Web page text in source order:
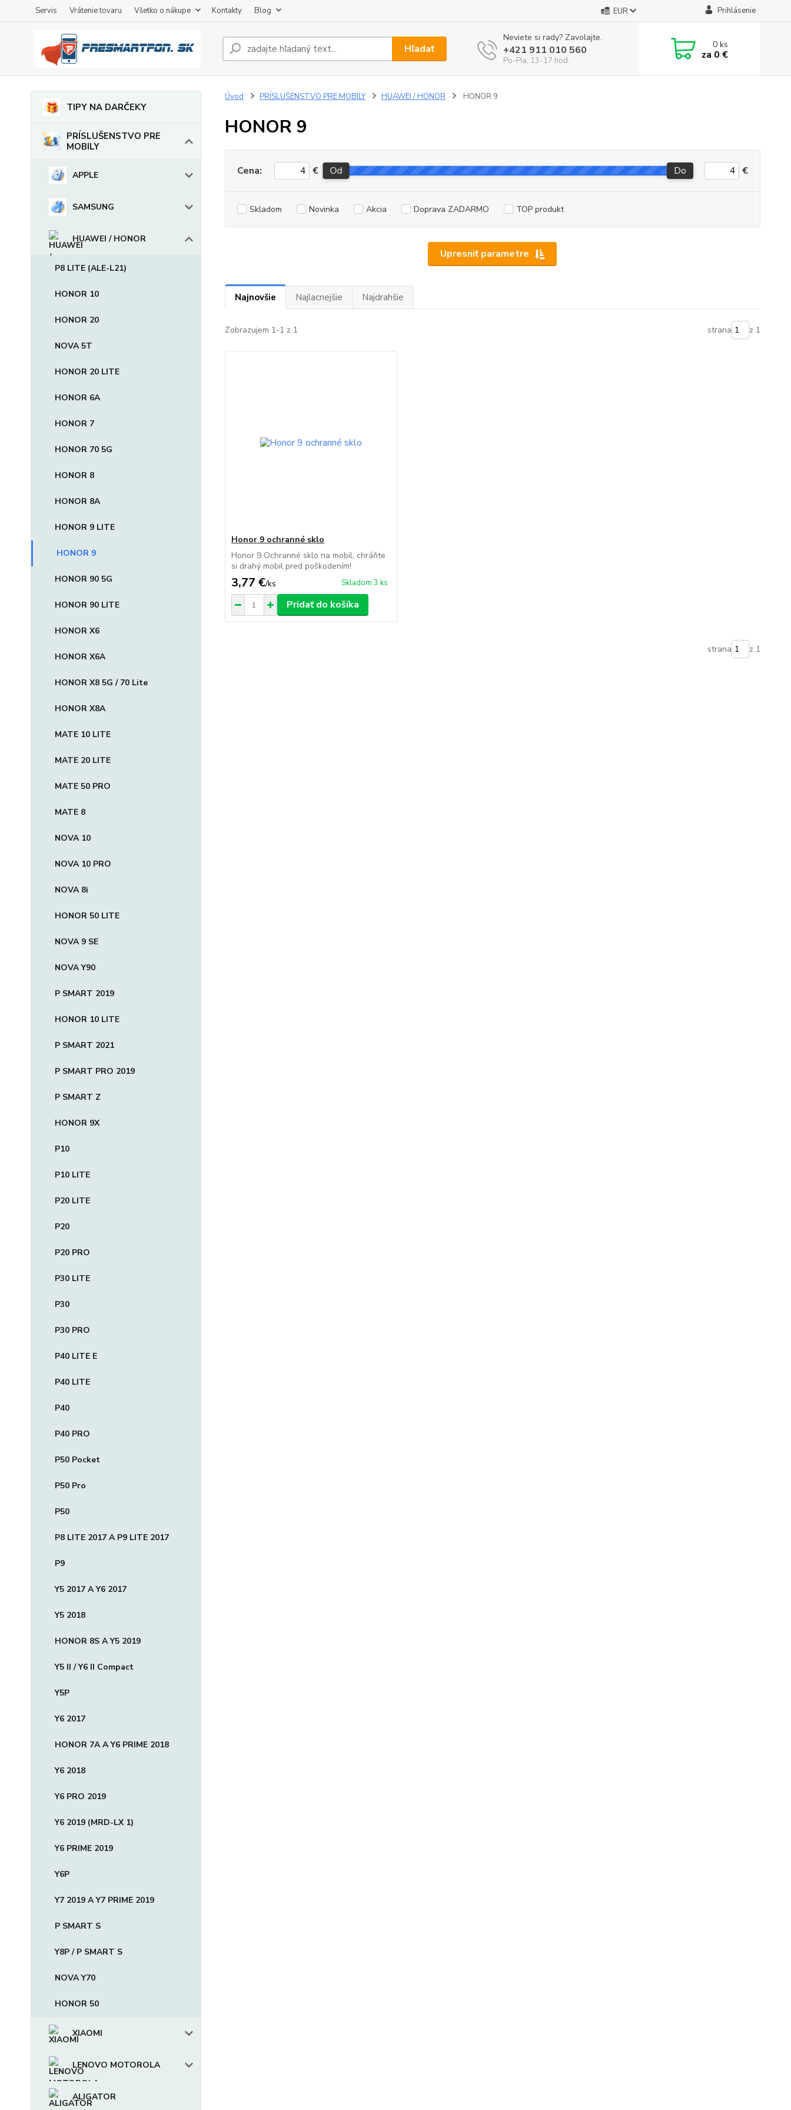
Servis Vrátenie tovaru Všetko o nákupe Kontakty Blog EUR Prihlásenie
Hľadať
Neviete si rady? Zavolajte.
+421 911 010 560
Po-Pia, 13-17 hod.
0ks
za 0 €
TIPY NA DARČEKY
PRÍSLUŠENSTVO PRE
MOBILY
APPLE
SAMSUNG
HUAWEI / HONOR
P8 LITE (ALE-L21)
HONOR 10
HONOR 20
NOVA 5T
HONOR 20 LITE
HONOR 6A
HONOR 7
HONOR 70 5G
HONOR 8
HONOR 8A
HONOR 9 LITE
HONOR 9
HONOR 90 5G
HONOR 90 LITE
HONOR X6
HONOR X6A
HONOR X8 5G / 70 Lite
HONOR X8A
MATE 10 LITE
MATE 20 LITE
MATE 50 PRO
MATE 8
NOVA 10
NOVA 10 PRO
NOVA 8i
HONOR 50 LITE
NOVA 9 SE
NOVA Y90
P SMART 2019
HONOR 10 LITE
P SMART 2021
P SMART PRO 2019
P SMART Z
HONOR 9X
P10
P10 LITE
P20 LITE
P20
P20 PRO
P30 LITE
P30
P30 PRO
P40 LITE E
P40 LITE
P40
P40 PRO
P50 Pocket
P50 Pro
P50
P8 LITE 2017 A P9 LITE 2017
P9
Y5 2017 A Y6 2017
Y5 2018
HONOR 8S A Y5 2019
Y5 II / Y6 II Compact
Y5P
Y6 2017
HONOR 7A A Y6 PRIME 2018
Y6 2018
Y6 PRO 2019
Y6 2019 (MRD-LX 1)
Y6 PRIME 2019
Y6P
Y7 2019 A Y7 PRIME 2019
P SMART S
Y8P / P SMART S
NOVA Y70
HONOR 50
XIAOMI
LENOVO MOTOROLA
ALIGATOR
Úvod PRÍSLUŠENSTVO PRE MOBILY HUAWEI / HONOR HONOR 9
HONOR 9
Upresniť parametre
Cena: € Od Do €
Skladom Novinka Akcia Doprava ZADARMO TOP produkt
Najnovšie Najlacnejšie Najdrahšie
Zobrazujem 1-1 z 1 strana z 1
Honor 9 ochranné sklo
Honor 9 Ochranné sklo na mobil, chráňte
si drahý mobil pred poškodením!
3,77 €/ks Skladom 3 ks
Pridať do košíka
strana z 1